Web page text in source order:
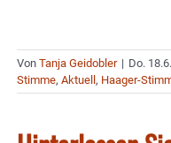
Von Tanja Geidobler | Do.
Stimme, Aktuell , Haager-